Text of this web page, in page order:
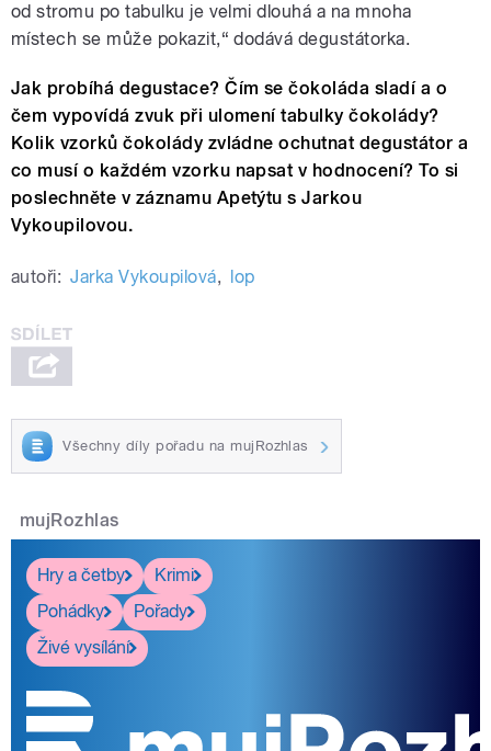
od stromu po tabulku je velmi dlouhá a na mnoha
místech se může pokazit,“ dodává degustátorka.
Jak probíhá degustace? Čím se čokoláda sladí a o
čem vypovídá zvuk při ulomení tabulky čokolády?
Kolik vzorků čokolády zvládne ochutnat degustátor a
co musí o každém vzorku napsat v hodnocení? To si
poslechněte v záznamu Apetýtu s Jarkou
Vykoupilovou.
autoři: Jarka Vykoupilová, lop
Všechny díly pořadu na mujRozhlas
mujRozhlas
Hry a četby
Krimi
Pohádky
Pořady
Živé vysílání